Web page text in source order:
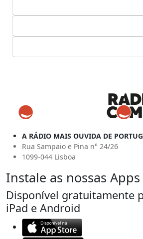
A RÁDIO MAIS OUVIDA DE
Rua Sampaio e Pina n° 24/26
1099-044 Lisboa
Instale as nossas Apps
Disponível gratuitamente
iPad e Android